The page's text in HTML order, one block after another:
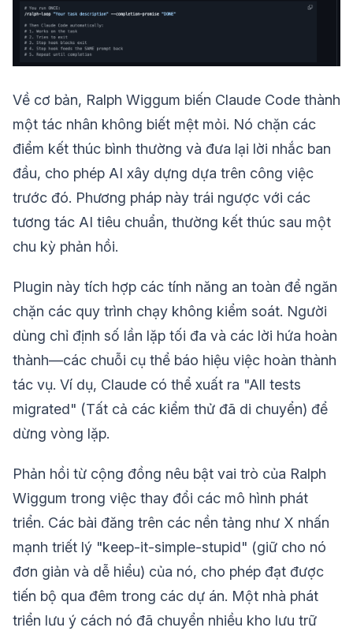
Về cơ bản, Ralph Wiggum biến Claude Code thành
một tác nhân không biết mệt mỏi. Nó chặn các
điểm kết thúc bình thường và đưa lại lời nhắc ban
đầu, cho phép AI xây dựng dựa trên công việc
trước đó. Phương pháp này trái ngược với các
tương tác AI tiêu chuẩn, thường kết thúc sau một
chu kỳ phản hồi.
Plugin này tích hợp các tính năng an toàn để ngăn
chặn các quy trình chạy không kiểm soát. Người
dùng chỉ định số lần lặp tối đa và các lời hứa hoàn
thành—các chuỗi cụ thể báo hiệu việc hoàn thành
tác vụ. Ví dụ, Claude có thể xuất ra "All tests
migrated" (Tất cả các kiểm thử đã di chuyển) để
dừng vòng lặp.
Phản hồi từ cộng đồng nêu bật vai trò của Ralph
Wiggum trong việc thay đổi các mô hình phát
triển. Các bài đăng trên các nền tảng như X nhấn
mạnh triết lý "keep-it-simple-stupid" (giữ cho nó
đơn giản và dễ hiểu) của nó, cho phép đạt được
tiến bộ qua đêm trong các dự án. Một nhà phát
triển lưu ý cách nó đã chuyển nhiều kho lưu trữ